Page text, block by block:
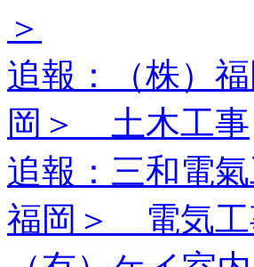
＞
追報：（株）
岡＞ 土木工事
追報：三和電
福岡＞ 電気工